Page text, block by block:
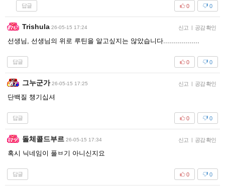
답글 0
0
Trishula 26-05-15 17:24 신고 | 공감 확인
선생님, 선생님의 위로 루틴을 알고싶지는 않았습니다..................
답글 0
0
그누군가 26-05-15 17:25 신고 | 공감 확인
단백질 챙기십셔
답글 0
0
돌체콜드부르 26-05-15 17:34 신고 | 공감 확인
혹시 닉네임이 풀ㅂ기 아니신지요
답글 0
0